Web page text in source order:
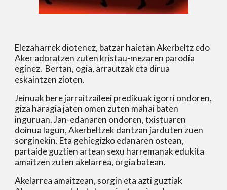
Elezaharrek diotenez, batzar haietan Akerbeltz edo
Aker adoratzen zuten kristau-mezaren parodia
eginez.  Bertan, ogia, arrautzak eta dirua
eskaintzen zioten.
Jeinuak bere jarraitzaileei predikuak igorri ondoren,
giza haragia jaten omen zuten mahai baten
inguruan. Jan-edanaren ondoren, txistuaren
doinua lagun, Akerbeltzek dantzan jarduten zuen
sorginekin. Eta gehiegizko edanaren ostean,
partaide guztien artean sexu harremanak edukita
amaitzen zuten akelarrea, orgia batean.
Akelarrea amaitzean, sorgin eta azti guztiak